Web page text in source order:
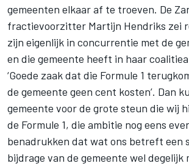
gemeenten elkaar af te troeven. De
fractievoorzitter Martijn Hendriks zei
zijn eigenlijk in concurrentie met de
en die gemeente heeft in haar
‘Goede zaak dat die Formule 1
de gemeente geen cent kosten’. Dan
gemeente voor de grote steun die wij
de Formule 1, die ambitie nog eens
benadrukken dat wat ons betreft een
bijdrage van de gemeente wel degelijk